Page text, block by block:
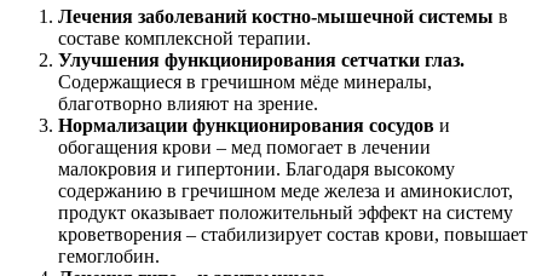
Лечения заболеваний костно-мышечной системы в
составе комплексной терапии.
Улучшения функционирования сетчатки глаз.
Содержащиеся в гречишном мёде минералы,
благотворно влияют на зрение.
Нормализации функционирования сосудов и
обогащения крови – мед помогает в лечении
малокровия и гипертонии. Благодаря высокому
содержанию в гречишном меде железа и аминокислот,
продукт оказывает положительный эффект на систему
кроветворения – стабилизирует состав крови, повышает
гемоглобин.